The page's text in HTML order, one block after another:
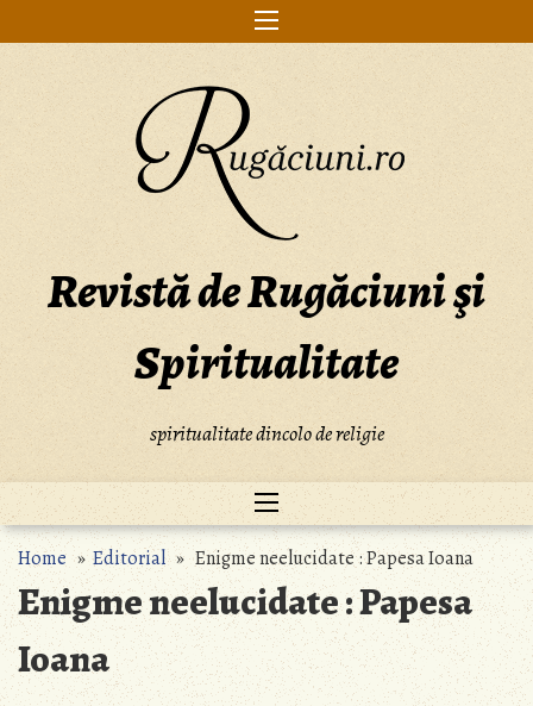
to
Revistă de Rugăciuni şi
Spiritualitate
spiritualitate dincolo de religie
Home »Editorial» Enigme neelucidate : Papesa Ioana
Enigme neelucidate : Papesa
Ioana